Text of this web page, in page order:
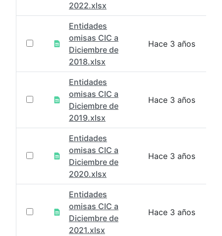
2022.xlsx
Entidades
omisas CIC a
Diciembre de
2018.xlsx
Hace 3 años
Entidades
omisas CIC a
Diciembre de
2019.xlsx
Hace 3 años
Entidades
omisas CIC a
Diciembre de
2020.xlsx
Hace 3 años
Entidades
omisas CIC a
Diciembre de
2021.xlsx
Hace 3 años